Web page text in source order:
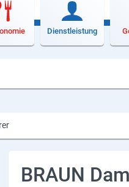
Dienstleistung
BRAUN